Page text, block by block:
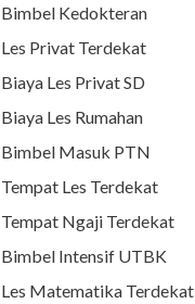
Bimbel Kedokteran
Les Privat Terdekat
Biaya Les Privat SD
Biaya Les Rumahan
Bimbel Masuk PTN
Tempat Les Terdekat
Tempat Ngaji Terdekat
Bimbel Intensif UTBK
Les Matematika Terdekat